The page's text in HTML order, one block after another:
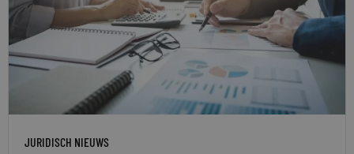
JURIDISCH NIEUWS